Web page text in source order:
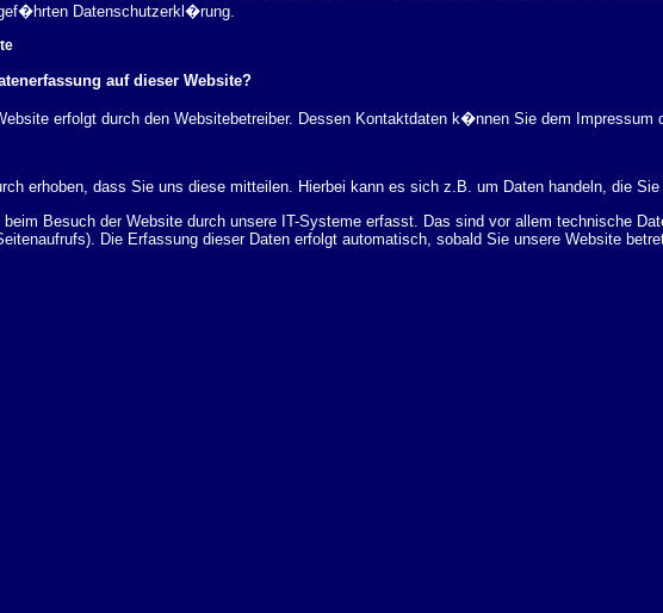
Datenschutzerkl�rung.
auf dieser Website?
erfolgt durch den Websitebetreiber. Dessen Kontaktdaten k�nnen Sie dem Impressum
erhoben, dass Sie uns diese mitteilen. Hierbei kann es sich z.B. um Daten handeln, die
Besuch der Website durch unsere IT-Systeme erfasst. Das sind vor allem technische
Die Erfassung dieser Daten erfolgt automatisch, sobald Sie unsere Website